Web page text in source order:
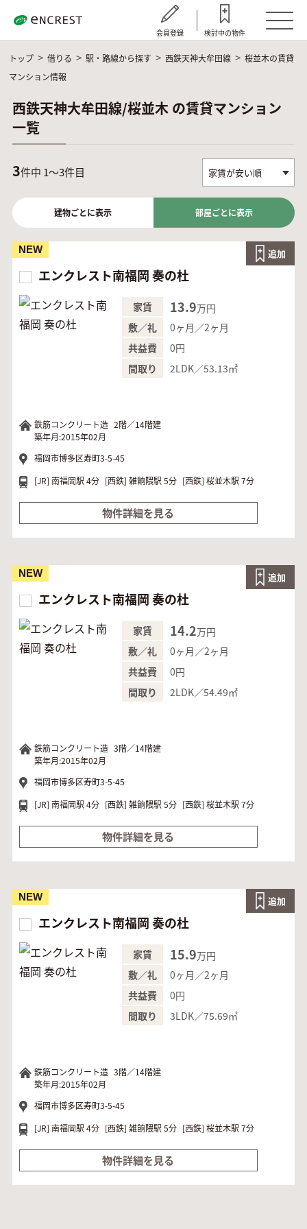
会員登録 検討中の物件
トップ 借りる 駅・路線から探す 西鉄天神大牟田線
桜並木の賃貸
マンション情報
西鉄天神大牟田線/桜並木 の賃貸マンション
一覧
3件中 1～3件目
部屋ごとに表示
建物ごとに表示
エンクレスト南福岡 奏の杜
NEW 追加
家賃 13.9万円
敷／礼
0ヶ月／2ヶ月
共益費
0円
間取り
2LDK／53.13㎡
鉄筋コンクリート造 2階／14階建
築年月:2015年02月
福岡市博多区寿町3-5-45
[JR] 南福岡駅 4分 [西鉄] 雑餉隈駅 5分 [西鉄] 桜並木駅 7分
物件詳細を見る
エンクレスト南福岡 奏の杜
NEW 追加
家賃 14.2万円
敷／礼
0ヶ月／2ヶ月
共益費
0円
間取り
2LDK／54.49㎡
鉄筋コンクリート造 3階／14階建
築年月:2015年02月
福岡市博多区寿町3-5-45
[JR] 南福岡駅 4分 [西鉄] 雑餉隈駅 5分 [西鉄] 桜並木駅 7分
物件詳細を見る
エンクレスト南福岡 奏の杜
NEW 追加
家賃 15.9万円
敷／礼
0ヶ月／2ヶ月
共益費
0円
間取り
3LDK／75.69㎡
鉄筋コンクリート造 3階／14階建
築年月:2015年02月
福岡市博多区寿町3-5-45
[JR] 南福岡駅 4分 [西鉄] 雑餉隈駅 5分 [西鉄] 桜並木駅 7分
物件詳細を見る